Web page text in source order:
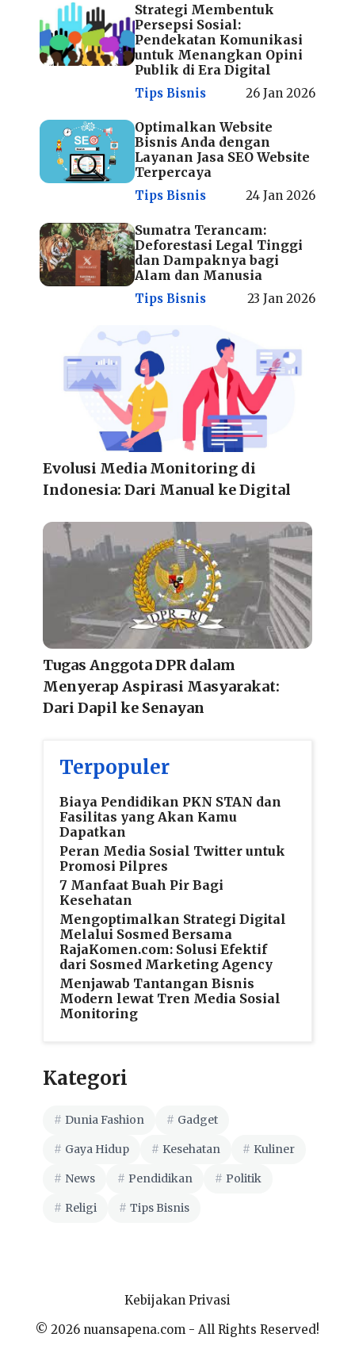
Strategi Membentuk
Persepsi Sosial:
Pendekatan Komunikasi
untuk Menangkan Opini
Publik di Era Digital
Tips Bisnis 26 Jan 2026
Optimalkan Website
Bisnis Anda dengan
Layanan Jasa SEO Website
Terpercaya
Tips Bisnis 24 Jan 2026
Sumatra Terancam:
Deforestasi Legal Tinggi
dan Dampaknya bagi
Alam dan Manusia
Tips Bisnis 23 Jan 2026
Evolusi Media Monitoring di
Indonesia: Dari Manual ke Digital
Tugas Anggota DPR dalam
Menyerap Aspirasi Masyarakat:
Dari Dapil ke Senayan
Terpopuler
Biaya Pendidikan PKN STAN dan
Fasilitas yang Akan Kamu
Dapatkan
Peran Media Sosial Twitter untuk
Promosi Pilpres
7 Manfaat Buah Pir Bagi
Kesehatan
Mengoptimalkan Strategi Digital
Melalui Sosmed Bersama
RajaKomen.com: Solusi Efektif
dari Sosmed Marketing Agency
Menjawab Tantangan Bisnis
Modern lewat Tren Media Sosial
Monitoring
Kategori
Dunia Fashion Gadget
Gaya Hidup Kesehatan Kuliner
News Pendidikan Politik
Religi Tips Bisnis
Kebijakan Privasi
© 2026 nuansapena.com - All Rights Reserved!